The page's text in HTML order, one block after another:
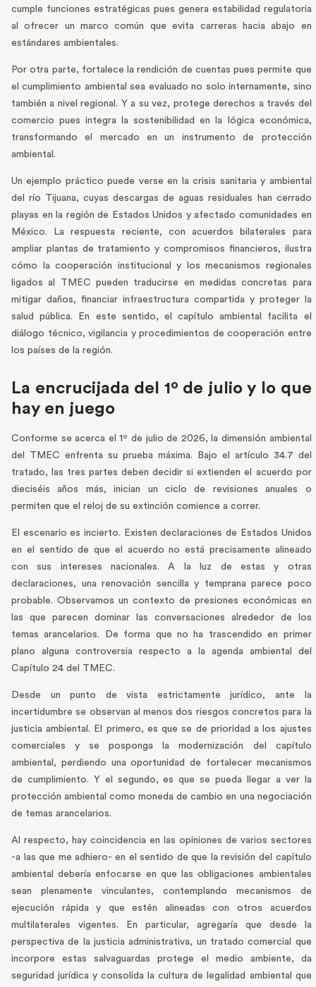
cumple funciones estratégicas pues genera estabilidad regulatoria
al ofrecer un marco común que evita carreras hacia abajo en
estándares ambientales.
Por otra parte, fortalece la rendición de cuentas pues permite que
el cumplimiento ambiental sea evaluado no solo internamente, sino
también a nivel regional. Y a su vez, protege derechos a través del
comercio pues integra la sostenibilidad en la lógica económica,
transformando el mercado en un instrumento de protección
ambiental.
Un ejemplo práctico puede verse en la crisis sanitaria y ambiental
del río Tijuana, cuyas descargas de aguas residuales han cerrado
playas en la región de Estados Unidos y afectado comunidades en
México. La respuesta reciente, con acuerdos bilaterales para
ampliar plantas de tratamiento y compromisos financieros, ilustra
cómo la cooperación institucional y los mecanismos regionales
ligados al TMEC pueden traducirse en medidas concretas para
mitigar daños, financiar infraestructura compartida y proteger la
salud pública. En este sentido, el capítulo ambiental facilita el
diálogo técnico, vigilancia y procedimientos de cooperación entre
los países de la región.
La encrucijada del 1º de julio y lo que
hay en juego
Conforme se acerca el 1º de julio de 2026, la dimensión ambiental
del TMEC enfrenta su prueba máxima. Bajo el artículo 34.7 del
tratado, las tres partes deben decidir si extienden el acuerdo por
dieciséis años más, inician un ciclo de revisiones anuales o
permiten que el reloj de su extinción comience a correr.
El escenario es incierto. Existen declaraciones de Estados Unidos
en el sentido de que el acuerdo no está precisamente alineado
con sus intereses nacionales. A la luz de estas y otras
declaraciones, una renovación sencilla y temprana parece poco
probable. Observamos un contexto de presiones económicas en
las que parecen dominar las conversaciones alrededor de los
temas arancelarios. De forma que no ha trascendido en primer
plano alguna controversia respecto a la agenda ambiental del
Capítulo 24 del TMEC.
Desde un punto de vista estrictamente jurídico, ante la
incertidumbre se observan al menos dos riesgos concretos para la
justicia ambiental. El primero, es que se de prioridad a los ajustes
comerciales y se posponga la modernización del capítulo
ambiental, perdiendo una oportunidad de fortalecer mecanismos
de cumplimiento. Y el segundo, es que se pueda llegar a ver la
protección ambiental como moneda de cambio en una negociación
de temas arancelarios.
Al respecto, hay coincidencia en las opiniones de varios sectores
-a las que me adhiero- en el sentido de que la revisión del capítulo
ambiental debería enfocarse en que las obligaciones ambientales
sean plenamente vinculantes, contemplando mecanismos de
ejecución rápida y que estén alineadas con otros acuerdos
multilaterales vigentes. En particular, agregaría que desde la
perspectiva de la justicia administrativa, un tratado comercial que
incorpore estas salvaguardas protege el medio ambiente, da
seguridad jurídica y consolida la cultura de legalidad ambiental que